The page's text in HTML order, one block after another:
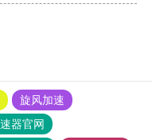
旋风加速
器官网